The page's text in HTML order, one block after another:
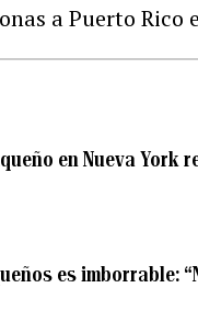
a Puerto Rico
en Nueva York
es imborrable: